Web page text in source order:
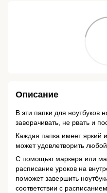
Описание
В эти папки для ноутбуков
заворачивать, не рвать и
Каждая папка имеет яркий
может удовлетворить любой
С помощью маркера или
расписание уроков на
поможет завершить
соответствии с расписанием.